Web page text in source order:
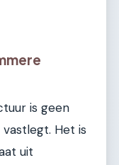
is geen
Het is
uit